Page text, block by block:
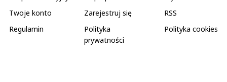
Twoje konto
Zarejestruj się
RSS
Regulamin
Polityka
prywatności
Polityka cookies